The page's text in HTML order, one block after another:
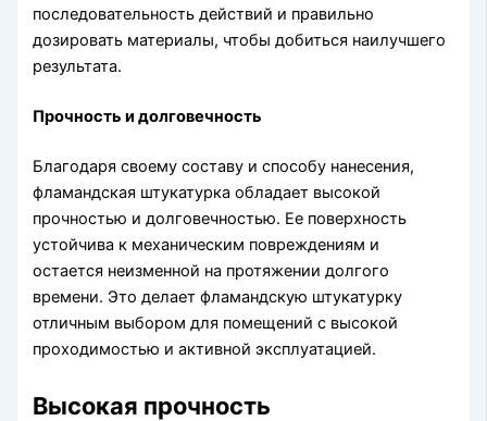
последовательность действий и правильно
дозировать материалы, чтобы добиться наилучшего
результата.
Прочность и долговечность
Благодаря своему составу и способу нанесения,
фламандская штукатурка обладает высокой
прочностью и долговечностью. Ее поверхность
устойчива к механическим повреждениям и
остается неизменной на протяжении долгого
времени. Это делает фламандскую штукатурку
отличным выбором для помещений с высокой
проходимостью и активной эксплуатацией.
Высокая прочность